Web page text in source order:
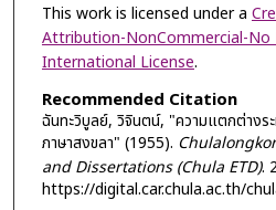
This work is licensed under a
Attribution-NonCommercial-No
International License.
Recommended Citation
ฉันทะวิบูลย์, วิจินตน์, "ความแตกต่างร
ภาษาสงขลา" (1955).
and Dissertations (Chula ETD).
https://digital.car.chula.ac.th/